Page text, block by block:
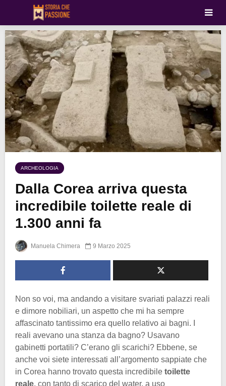
ARCHEOLOGIA
Dalla Corea arriva questa
incredibile toilette reale di
1.300 anni fa
Manuela Chimera 9 Marzo 2025
Non so voi, ma andando a visitare svariati palazzi reali
e dimore nobiliari, un aspetto che mi ha sempre
affascinato tantissimo era quello relativo ai bagni. I
reali avevano una stanza da bagno? Usavano
gabinetti portatili? C’erano gli scarichi? Ebbene, se
anche voi siete interessati all’argomento sappiate che
in Corea hanno trovato questa incredibile toilette
reale, con tanto di scarico del water, a uso